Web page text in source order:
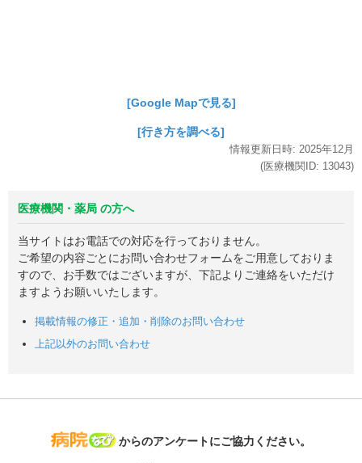
[Google Mapで見る]
[行き方を調べる]
情報更新日時: 2025年12月
(医療機関ID: 13043)
医療機関・薬局 の方へ
当サイトはお電話での対応を行っておりません。
ご希望の内容ごとにお問い合わせフォームをご用意しておりま
すので、お手数ではございますが、下記よりご連絡をいただけ
ますようお願いいたします。
掲載情報の修正・追加・削除のお問い合わせ
上記以外のお問い合わせ
病院なび
からのアンケートにご協力ください。